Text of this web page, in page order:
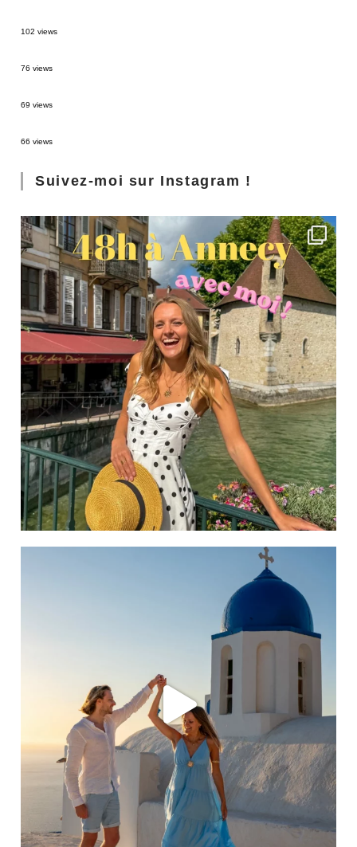
102 views
76 views
69 views
66 views
Suivez-moi sur Instagram !